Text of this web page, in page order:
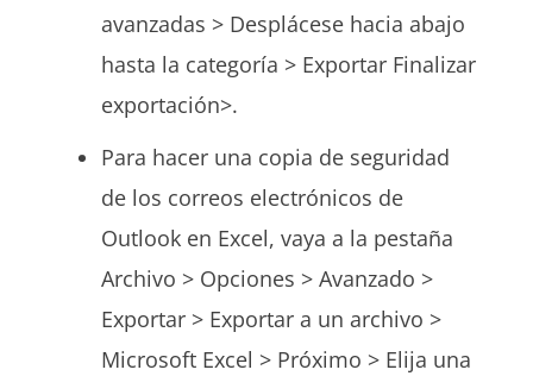
avanzadas > Desplácese hacia abajo
hasta la categoría > Exportar Finalizar
exportación>.
Para hacer una copia de seguridad
de los correos electrónicos de
Outlook en Excel, vaya a la pestaña
Archivo > Opciones > Avanzado >
Exportar > Exportar a un archivo >
Microsoft Excel > Próximo > Elija una